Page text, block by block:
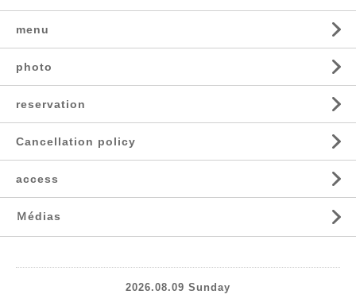
menu
photo
reservation
Cancellation policy
access
Ｍédias
2026.08.09 Sunday